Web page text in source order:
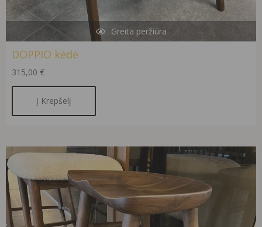
Greita peržiūra
DOPPIO kėdė
315,00 €
Į Krepšelį